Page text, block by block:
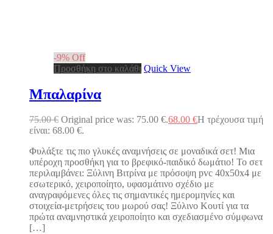
-9% Off
Προσθήκη στο καλάθι Quick View
Μπαλαρίνα
75.00€ Original price was: 75.00 €.68.00 €Η τρέχουσα τιμή
είναι: 68.00 €.
Φυλάξτε τις πιο γλυκές αναμνήσεις σε μοναδικά σετ! Μια
υπέροχη προσθήκη για το βρεφικό-παιδικό δωμάτιο! Το σετ
περιλαμβάνει: Ξύλινη Βιτρίνα με πρόσοψη pvc 40x50x4 με
εσωτερικό, χειροποίητο, υφασμάτινο σχέδιο με
αναγραφόμενες όλες τις σημαντικές ημερομηνίες και
στοιχεία-μετρήσεις του μωρού σας! Ξύλινο Κουτί για τα
πρώτα αναμνηστικά χειροποίητο και σχεδιασμένο σύμφωνα
[…]